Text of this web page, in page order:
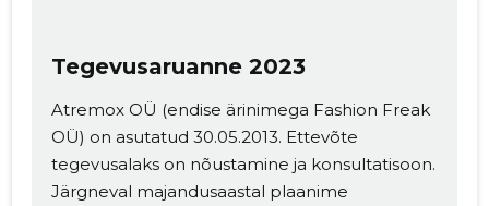
Tegevusaruanne 2023
Atremox OÜ (endise ärinimega Fashion Freak
OÜ) on asutatud 30.05.2013. Ettevõte
tegevusalaks on nõustamine ja konsultatisoon.
Järgneval majandusaastal plaanime